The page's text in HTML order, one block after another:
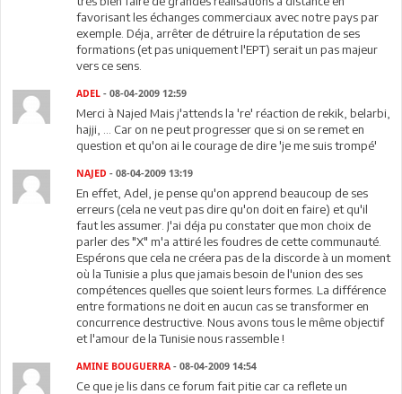
favorisant les échanges commerciaux avec notre pays par
exemple. Déja, arrêter de détruire la réputation de ses
formations (et pas uniquement l'EPT) serait un pas majeur
vers ce sens.
ADEL - 08-04-2009 12:59
Merci à Najed Mais j'attends la 're' réaction de rekik, belarbi,
hajji, ... Car on ne peut progresser que si on se remet en
question et qu'on ai le courage de dire 'je me suis trompé'
NAJED - 08-04-2009 13:19
En effet, Adel, je pense qu'on apprend beaucoup de ses
erreurs (cela ne veut pas dire qu'on doit en faire) et qu'il
faut les assumer. J'ai déja pu constater que mon choix de
parler des "X" m'a attiré les foudres de cette communauté.
Espérons que cela ne créera pas de la discorde à un moment
où la Tunisie a plus que jamais besoin de l'union des ses
compétences quelles que soient leurs formes. La différence
entre formations ne doit en aucun cas se transformer en
concurrence destructive. Nous avons tous le même objectif
et l'amour de la Tunisie nous rassemble !
AMINE BOUGUERRA - 08-04-2009 14:54
Ce que je lis dans ce forum fait pitie car ca reflete un